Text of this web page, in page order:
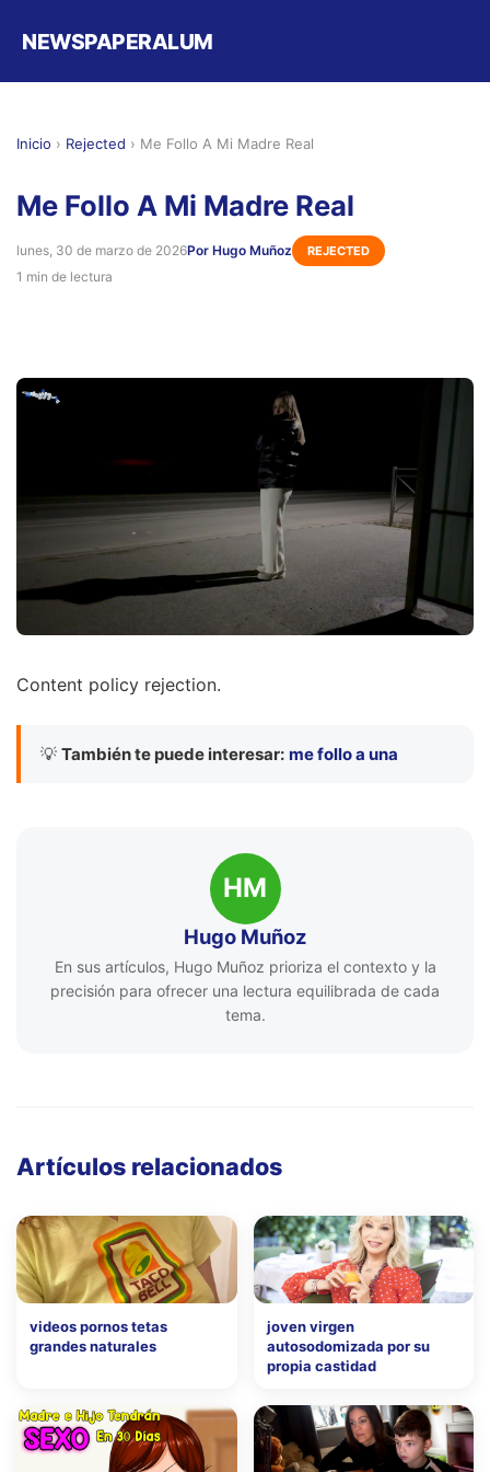
NEWSPAPERALUM
Inicio › Rejected › Me Follo A Mi Madre Real
Me Follo A Mi Madre Real
lunes, 30 de marzo de 2026Por Hugo Muñoz REJECTED
1 min de lectura
Content policy rejection.
💡 También te puede interesar: me follo a una
HM
Hugo Muñoz
En sus artículos, Hugo Muñoz prioriza el contexto y la
precisión para ofrecer una lectura equilibrada de cada
tema.
Artículos relacionados
videos pornos tetas
grandes naturales
joven virgen
autosodomizada por su
propia castidad